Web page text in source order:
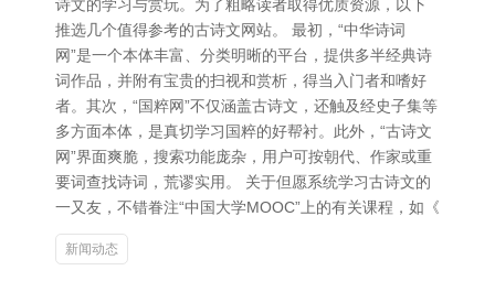
诗文的学习与赏玩。为了粗略读者取得优质资源，以下
推选几个值得参考的古诗文网站。 最初，“中华诗词
网”是一个本体丰富、分类明晰的平台，提供多半经典诗
词作品，并附有宝贵的扫视和赏析，得当入门者和嗜好
者。其次，“国粹网”不仅涵盖古诗文，还触及经史子集等
多方面本体，是真切学习国粹的好帮衬。此外，“古诗文
网”界面爽脆，搜索功能庞杂，用户可按朝代、作家或重
要词查找诗词，荒谬实用。 关于但愿系统学习古诗文的
一又友，不错眷注“中国大学MOOC”上的有关课程，如《
新闻动态